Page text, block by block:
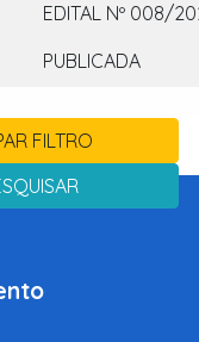
FILTRO
EDITAL Nº 008/
PUBLICADA